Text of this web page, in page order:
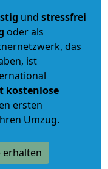
und stressfrei
oder als
das
ist
kostenlose
ersten
Umzug.
erhalten